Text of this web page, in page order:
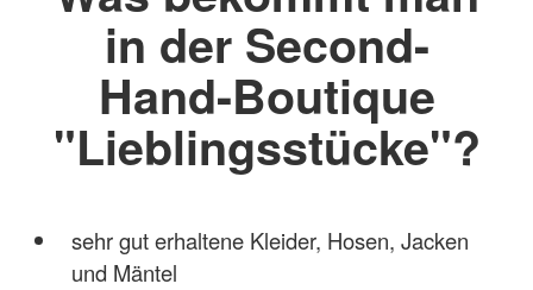
in der Second-
Hand-Boutique
"Lieblingsstücke"?
sehr gut erhaltene Kleider, Hosen, Jacken
und Mäntel